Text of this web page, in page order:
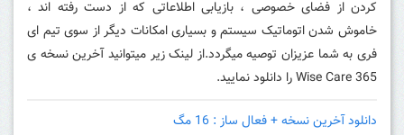
کردن از فضای خصوصی ، بازیابی اطلاعاتی که از دست رفته اند ،
خاموش شدن اتوماتیک سیستم و بسیاری امکانات دیگر از سوی تیم ای
فری به شما عزیزان توصیه میگردد.از لینک زیر میتوانید آخرین نسخه ی
Wise Care 365 را دانلود نمایید.
دانلود آخرین نسخه + فعال ساز : 16 مگ